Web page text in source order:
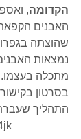
הקדומה,
האבנים
שהוצתה
נמצאות
מתכלה בעצמו.
בסרטון
התהליך